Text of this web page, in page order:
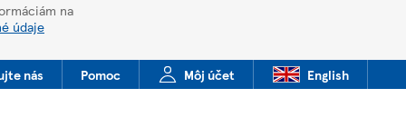
na
údaje
nás Pomoc Môj účet English